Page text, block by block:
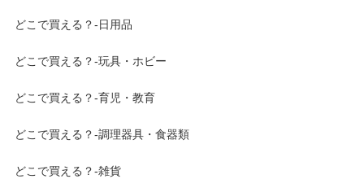
どこで買える？-日用品
どこで買える？-玩具・ホビー
どこで買える？-育児・教育
どこで買える？-調理器具・食器類
どこで買える？-雑貨